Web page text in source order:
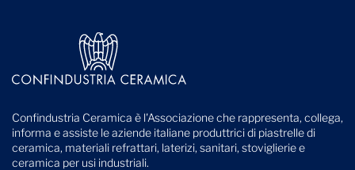
Confindustria Ceramica è l'Associazione che rappresenta, collega,
informa e assiste le aziende italiane produttrici di piastrelle di
ceramica, materiali refrattari, laterizi, sanitari, stoviglierie e
ceramica per usi industriali.